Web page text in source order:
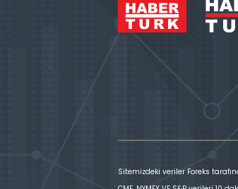
Sitemizdeki veriler Foreks